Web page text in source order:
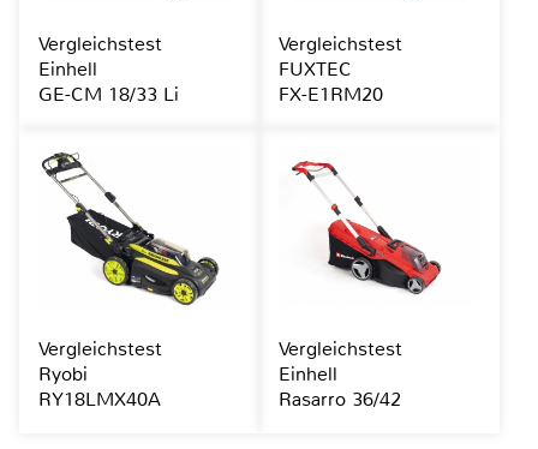
Vergleichstest
Einhell
GE-CM 18/33 Li
Vergleichstest
FUXTEC
FX-E1RM20
Vergleichstest
Ryobi
RY18LMX40A
Vergleichstest
Einhell
Rasarro 36/42